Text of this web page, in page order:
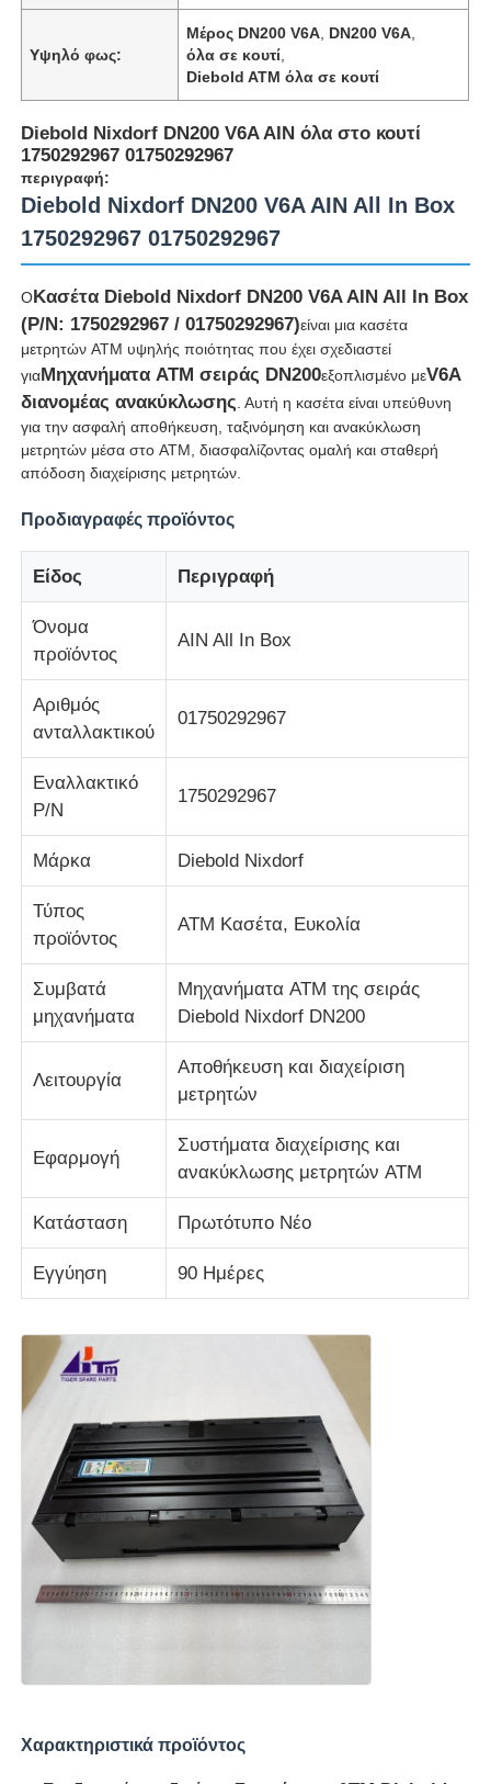
Αρχική Σελίδα
Προϊόντα
Βίντεο
Σχετικά με εμάς
Γύρος εργοστασίων
Ποιοτικός έλεγχος
επαφή
Όλες οι περιπτώσεις
Ζητήστε ένα απόσπασμα
Τμήματα ATM Diebold
Ανταλλακτικά NCR ATM
Ανταλλακτικά Wincor ATM
Τμήματα ΑΤΜ Hyosung
Υψηλό φως:
Μέρος DN200 V6A DN200 V6A
όλα σε κουτί
Diebold ATM όλα σε κουτί
Diebold Nixdorf DN200 V6A AIN όλα στο κουτί
1750292967 01750292967
περιγραφή:
Diebold Nixdorf DN200 V6A AIN All In Box
1750292967 01750292967
ΟΚασέτα Diebold Nixdorf DN200 V6A AIN All In Box
(P/N: 1750292967 / 01750292967)είναι μια κασέτα
μετρητών ATM υψηλής ποιότητας που έχει σχεδιαστεί
γιαΜηχανήματα ATM σειράς DN200εξοπλισμένο μεV6A
διανομέας ανακύκλωσης . Αυτή η κασέτα είναι υπεύθυνη
για την ασφαλή αποθήκευση, ταξινόμηση και ανακύκλωση
μετρητών μέσα στο ATM, διασφαλίζοντας ομαλή και σταθερή
απόδοση διαχείρισης μετρητών.
Προδιαγραφές προϊόντος
Είδος Περιγραφή
Όνομα
προϊόντος
AIN All In Box
Αριθμός
ανταλλακτικού
01750292967
Εναλλακτικό
P/N
1750292967
Μάρκα Diebold Nixdorf
Τύπος
προϊόντος
ΑΤΜ Κασέτα, Ευκολία
Συμβατά
μηχανήματα
Μηχανήματα ATM της σειράς
Diebold Nixdorf DN200
Λειτουργία
Αποθήκευση και διαχείριση
μετρητών
Εφαρμογή
Συστήματα διαχείρισης και
ανακύκλωσης μετρητών ATM
Κατάσταση Πρωτότυπο Νέο
Εγγύηση 90 Ημέρες
Χαρακτηριστικά προϊόντος